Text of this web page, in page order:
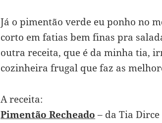
Já o pimentão verde eu ponho no
corto em fatias bem finas pra
outra receita, que é da minha tia,
cozinheira frugal que faz as
A receita:
Pimentão Recheado – da Tia Dirce